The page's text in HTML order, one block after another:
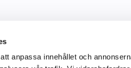
anpassa innehållet och
Information